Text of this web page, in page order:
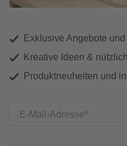
Exklusive Angebote
Kreative Ideen &
Produktneuheiten und
E-Mail-Adresse